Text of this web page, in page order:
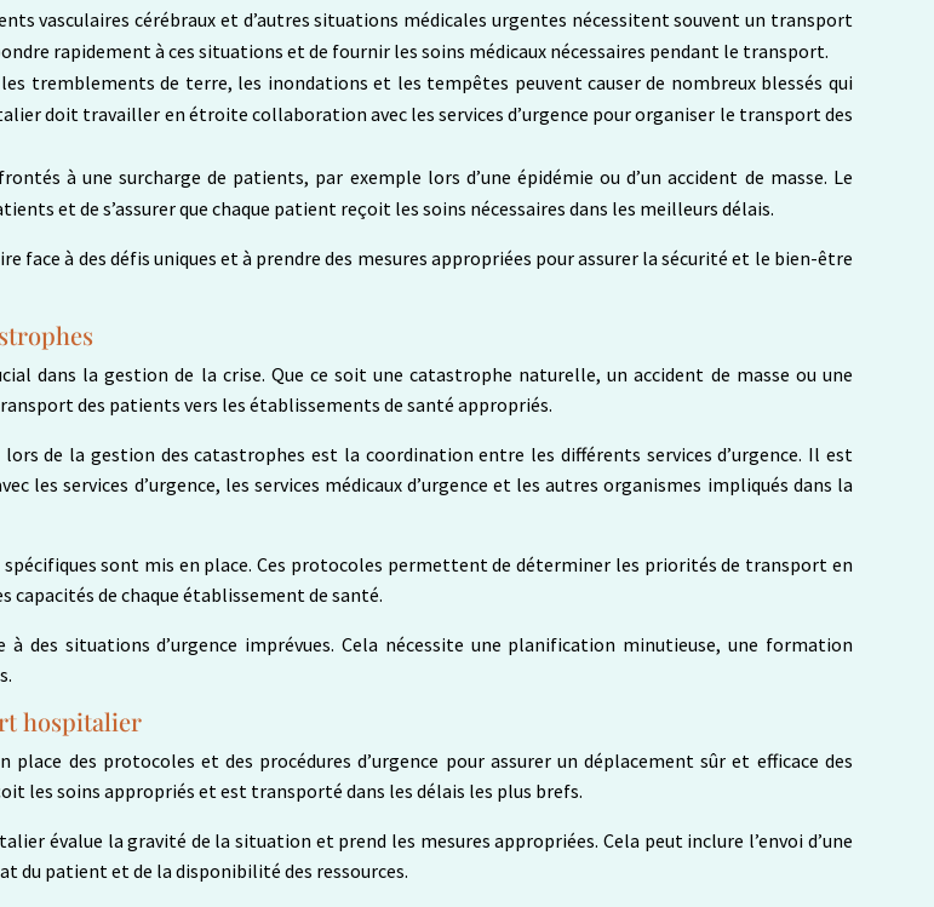
vasculaires cérébraux et d’autres situations médicales urgentes nécessitent souvent un transport
rapidement à ces situations et de fournir les soins médicaux nécessaires pendant le transport.
tremblements de terre, les inondations et les tempêtes peuvent causer de nombreux blessés qui
doit travailler en étroite collaboration avec les services d’urgence pour organiser le transport des
à une surcharge de patients, par exemple lors d’une épidémie ou d’un accident de masse. Le
et de s’assurer que chaque patient reçoit les soins nécessaires dans les meilleurs délais.
à des défis uniques et à prendre des mesures appropriées pour assurer la sécurité et le bien-être
dans la gestion de la crise. Que ce soit une catastrophe naturelle, un accident de masse ou une
des patients vers les établissements de santé appropriés.
de la gestion des catastrophes est la coordination entre les différents services d’urgence. Il est
services d’urgence, les services médicaux d’urgence et les autres organismes impliqués dans la
sont mis en place. Ces protocoles permettent de déterminer les priorités de transport en
capacités de chaque établissement de santé.
des situations d’urgence imprévues. Cela nécessite une planification minutieuse, une formation
hospitalier
des protocoles et des procédures d’urgence pour assurer un déplacement sûr et efficace des
les soins appropriés et est transporté dans les délais les plus brefs.
évalue la gravité de la situation et prend les mesures appropriées. Cela peut inclure l’envoi d’une
du patient et de la disponibilité des ressources.